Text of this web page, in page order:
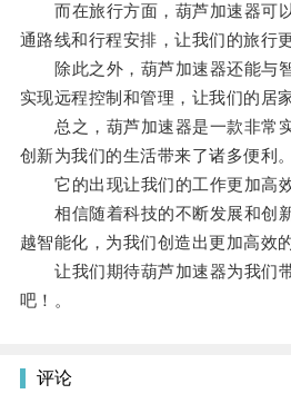
而在旅行方面，葫芦加速器可
通路线和行程安排，让我们的旅行
除此之外，葫芦加速器还能与智
实现远程控制和管理，让我们的居
总之，葫芦加速器是一款非常
创新为我们的生活带来了诸多便利。
它的出现让我们的工作更加高效
相信随着科技的不断发展和创
越智能化，为我们创造出更加高效
让我们期待葫芦加速器为我们带
吧！。
评论